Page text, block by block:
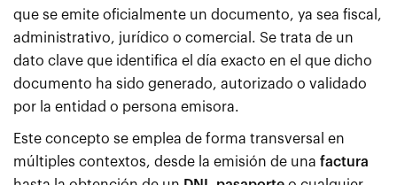
que se emite oficialmente un documento, ya sea fiscal,
administrativo, jurídico o comercial. Se trata de un
dato clave que identifica el día exacto en el que dicho
documento ha sido generado, autorizado o validado
por la entidad o persona emisora.
Este concepto se emplea de forma transversal en
múltiples contextos, desde la emisión de una factura